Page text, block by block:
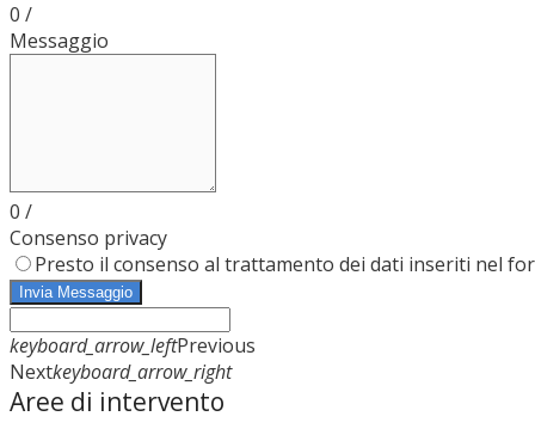
0 /
Messaggio
0 /
Consenso privacy
Presto il consenso al trattamento dei dati inseriti nel
Invia Messaggio
keyboard_arrow_leftPrevious
Nextkeyboard_arrow_right
Aree di intervento